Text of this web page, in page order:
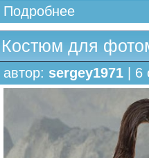
Подробнее
Костюм для
автор: sergey1971 | 6